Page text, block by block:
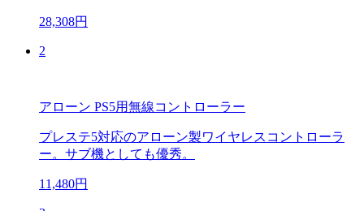
28,308円
2
アローン PS5用無線コントローラー
プレステ5対応のアローン製ワイヤレスコントローラ
ー。サブ機としても優秀。
11,480円